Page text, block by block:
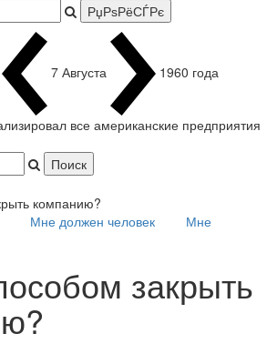
7 Августа 1960 года
все американские предприятия
компанию?
Мне должен человек
Мне
закрыть